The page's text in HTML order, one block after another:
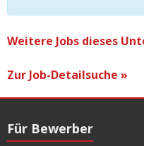
Weitere Jobs dieses
Zur Job-Detailsuche »
Für Bewerber